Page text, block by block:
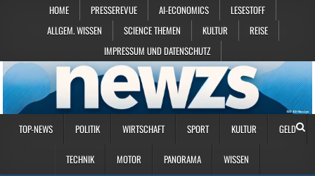
HOME PRESSEREVUE AI-ECONOMICS
LESESTOFF
ALLGEM. WISSEN
SCIENCE THEMEN KULTUR
REISE
IMPRESSUM UND DATENSCHUTZ
TOP-NEWS POLITIK WIRTSCHAFT SPORT KULTUR GELD
TECHNIK MOTOR PANORAMA WISSEN